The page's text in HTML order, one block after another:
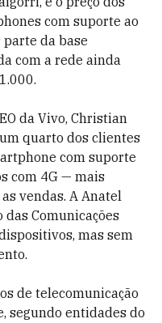
com suporte ao
da base
com a rede ainda
da Vivo, Christian
quarto dos clientes
com suporte
com 4G — mais
vendas. A Anatel
Comunicações
mas sem
de telecomunicação
segundo entidades do